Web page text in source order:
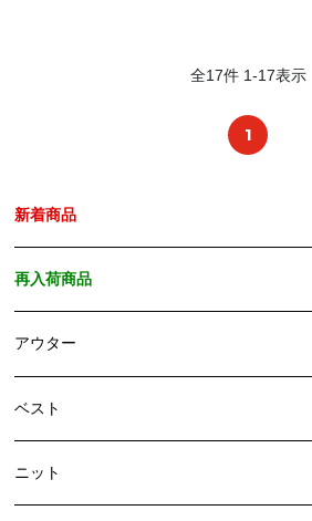
全17件 1-17表示
1
新着商品
再入荷商品
アウター
ベスト
ニット